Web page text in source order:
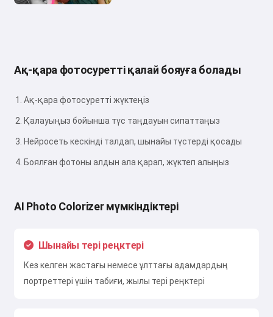
Ақ-қара фотосуретті қалай бояуға болады
Ақ-қара фотосуретті жүктеңіз
Қалауыңыз бойынша түс таңдауын сипаттаңыз
Нейросеть кескінді талдап, шынайы түстерді қосады
Боялған фотоны алдын ала қарап, жүктеп алыңыз
AI Photo Colorizer мүмкіндіктері
Шынайы тері реңктері
Кез келген жастағы немесе ұлттағы адамдардың
портреттері үшін табиғи, жылы тері реңктері